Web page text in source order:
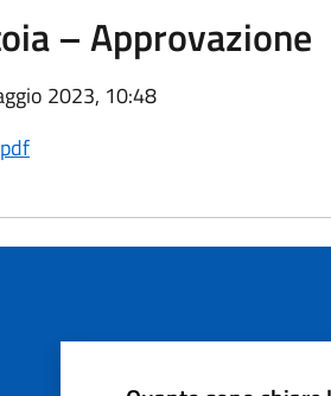
– Approvazione
2023, 10:48